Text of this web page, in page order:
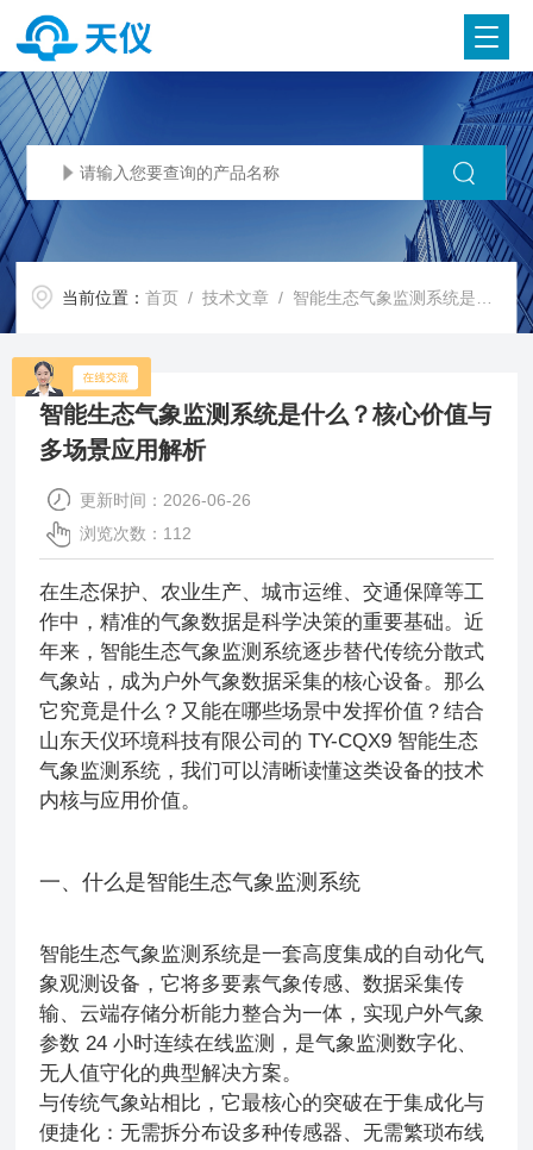
当前位置：首页 /技术文章 / 智能生态气象监测系统是什么？核心价值与多场景应用解析
智能生态气象监测系统是什么？核心价值与
多场景应用解析
更新时间：2026-06-26
浏览次数：112
在生态保护、农业生产、城市运维、交通保障等工
作中，精准的气象数据是科学决策的重要基础。近
年来，智能生态气象监测系统逐步替代传统分散式
气象站，成为户外气象数据采集的核心设备。那么
它究竟是什么？又能在哪些场景中发挥价值？结合
山东天仪环境科技有限公司的 TY-CQX9 智能生态
气象监测系统，我们可以清晰读懂这类设备的技术
内核与应用价值。
一、什么是智能生态气象监测系统
智能生态气象监测系统是一套高度集成的自动化气
象观测设备，它将多要素气象传感、数据采集传
输、云端存储分析能力整合为一体，实现户外气象
参数 24 小时连续在线监测，是气象监测数字化、
无人值守化的典型解决方案。
与传统气象站相比，它最核心的突破在于集成化与
便捷化：无需拆分布设多种传感器、无需繁琐布线